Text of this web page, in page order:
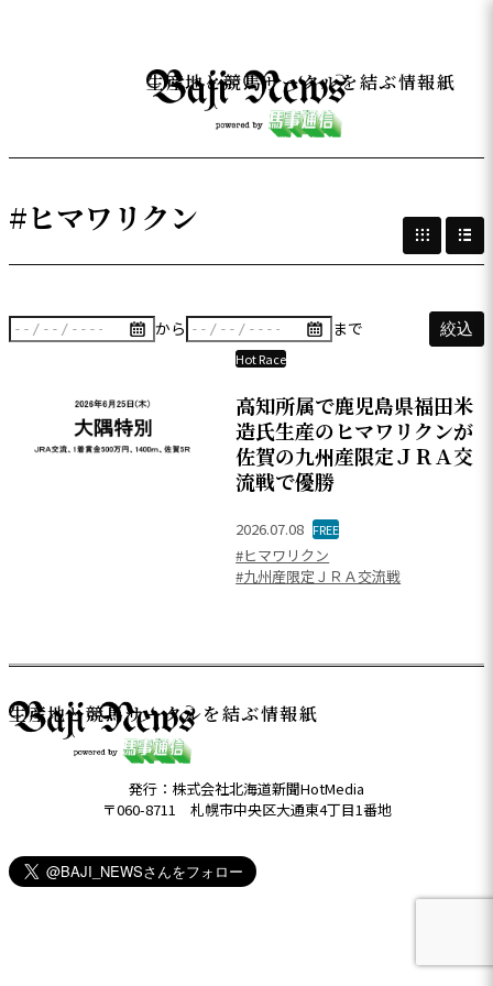
生産地と競馬サークルを結ぶ情報紙
#ヒマワリクン
から まで 絞込
Hot Race
高知所属で鹿児島県福田米
造氏生産のヒマワリクンが
佐賀の九州産限定ＪＲＡ交
流戦で優勝
2026.07.08 FREE
#ヒマワリクン
#九州産限定ＪＲＡ交流戦
生産地と競馬サークルを結ぶ情報紙
発行：株式会社北海道新聞HotMedia
〒060-8711 札幌市中央区大通東4丁目1番地